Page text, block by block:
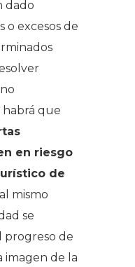
dado
o excesos de
habrá que
en riesgo
de
mismo
se
progreso de
imagen de la